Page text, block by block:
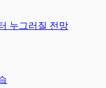
누그러질 전망